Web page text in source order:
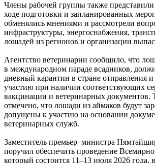
Члены рабочей группы также
ходе подготовки и запланированных
обменялись мнениями и рассмотрели
инфраструктуры, энергоснабжения,
лошадей из регионов и организации
Агентство ветеринарии сообщило, что
в международном параде всадников,
дневный карантин в стране отправления
участию при наличии соответствующих
вакцинации и ветеринарных документов.
отмечено, что лошади из аймаков будут
допущены к участию на основании
ветеринарных служб.
Заместитель премьер–министра
поручил обеспечить проведение
который состоится 11–13 июля 2026 года,